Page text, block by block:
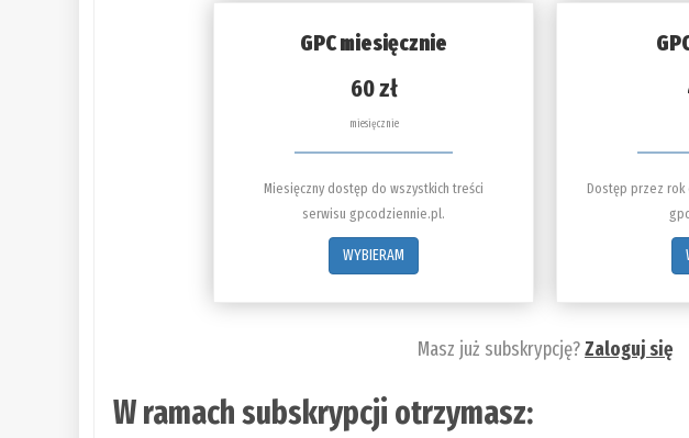
GPC miesięcznie
60 zł
miesięcznie
Miesięczny dostęp do wszystkich treści
serwisu gpcodziennie.pl.
WYBIERAM
Dostęp przez rok
Masz już subskrypcję?Zaloguj się
W ramach subskrypcji otrzymasz: